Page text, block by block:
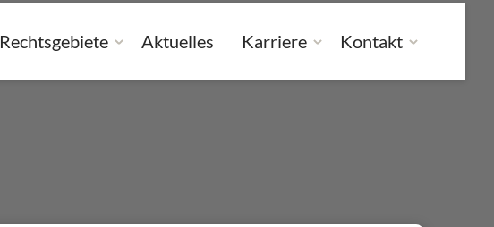
Rechtsgebiete Aktuelles Karriere Kontakt